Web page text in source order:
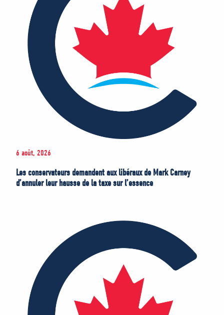
6 août, 2026
Les conservateurs demandent aux libéraux de Mark Carney
d’annuler leur hausse de la taxe sur l’essence